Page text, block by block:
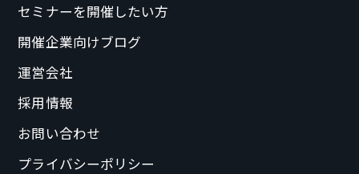
セミナーを開催したい方
開催企業向けブログ
運営会社
採用情報
お問い合わせ
プライバシーポリシー